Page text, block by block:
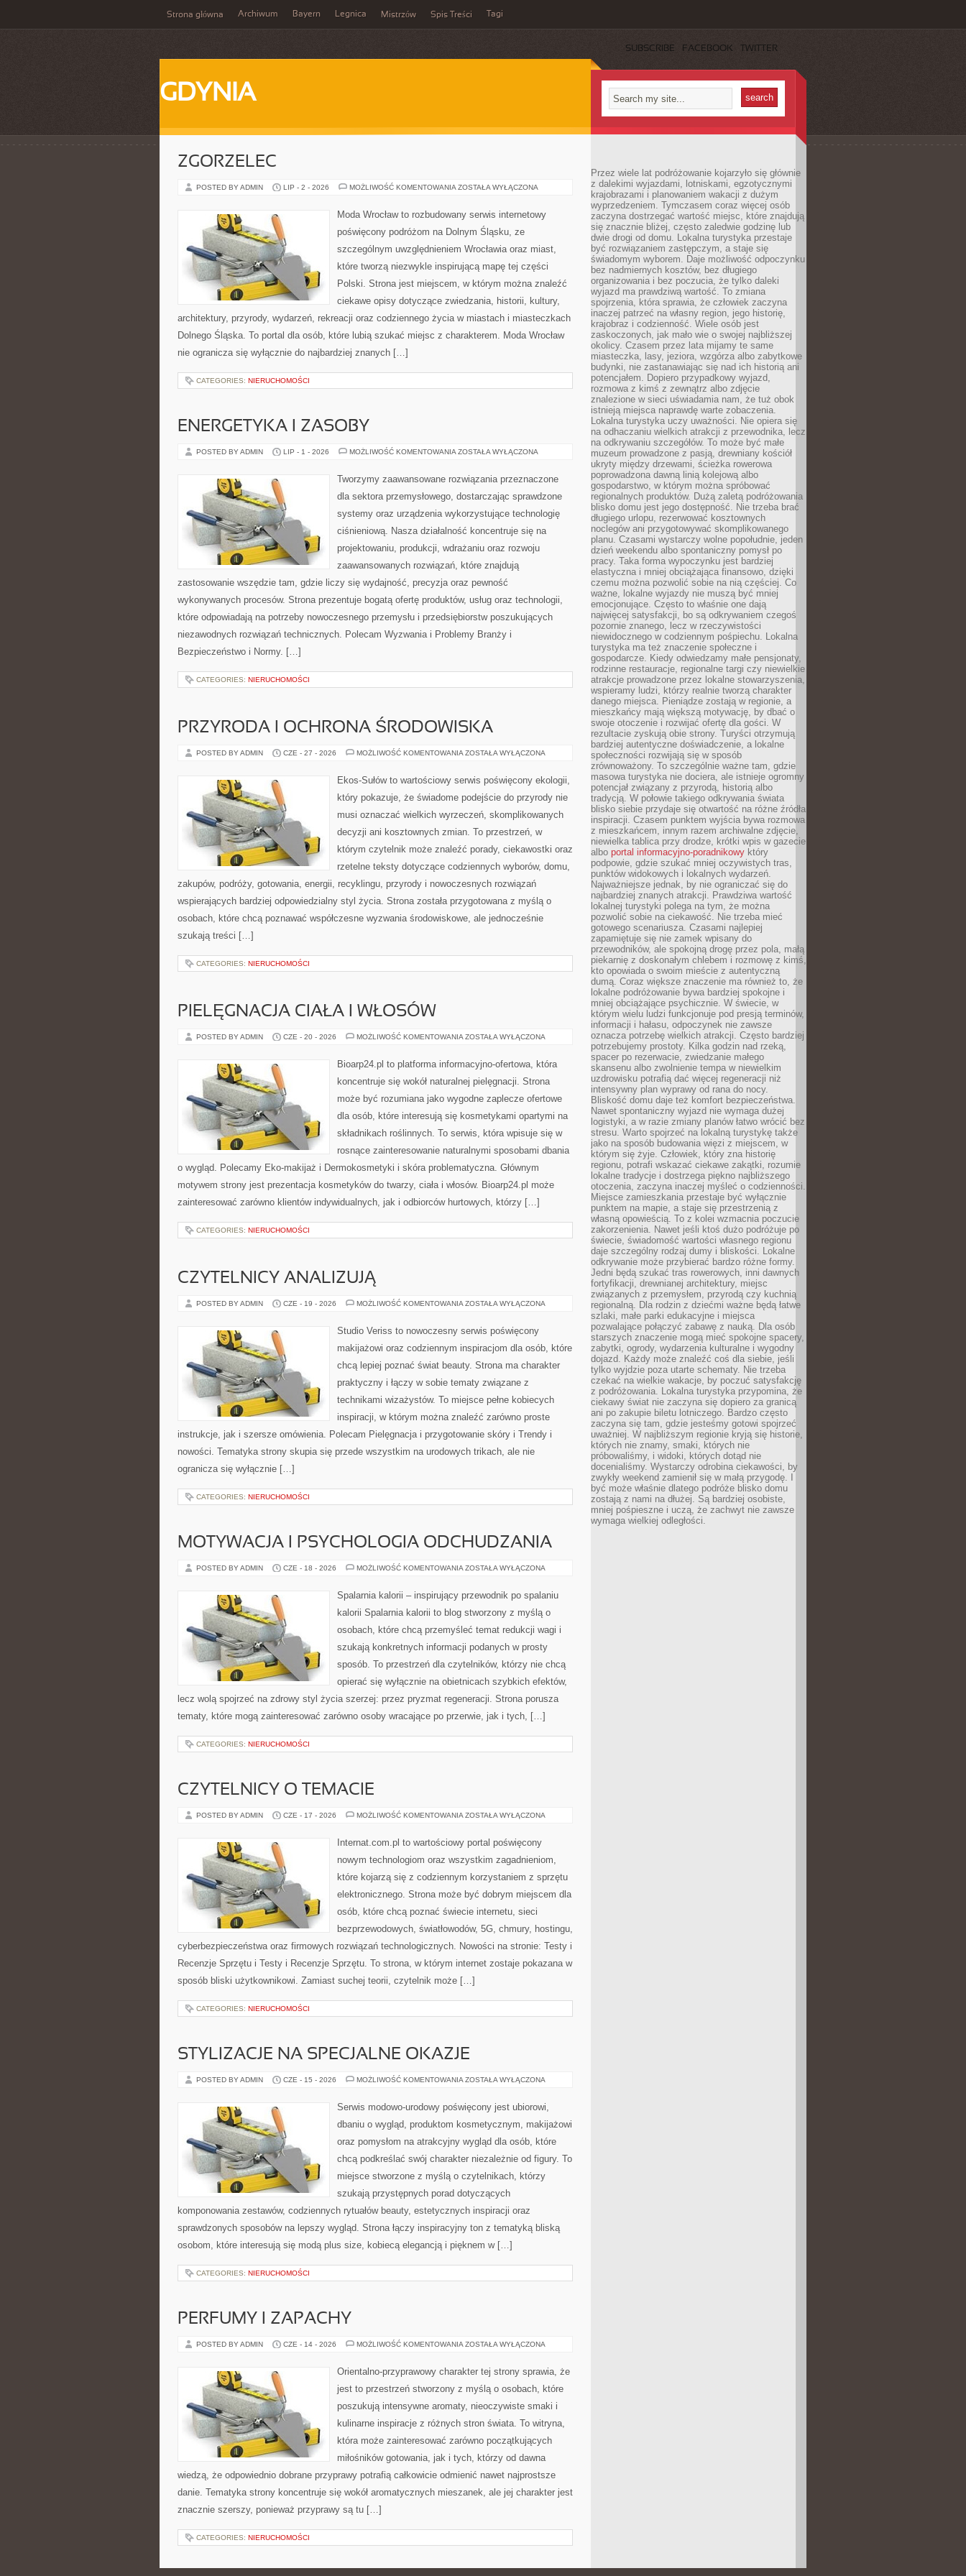
Strona główna Archiwum Bayern Legnica Mistrzów Spis Treści Tagi
SUBSCRIBE FACEBOOK TWITTER
GDYNIA
ZGORZELEC
POSTED BY ADMIN LIP - 2 - 2026 MOŻLIWOŚĆ KOMENTOWANIA ZGORZELEC
ZOSTAŁA WYŁĄCZONA
Moda Wrocław to rozbudowany serwis internetowy
poświęcony podróżom na Dolnym Śląsku, ze
szczególnym uwzględnieniem Wrocławia oraz miast,
które tworzą niezwykle inspirującą mapę tej części
Polski. Strona jest miejscem, w którym można znaleźć
ciekawe opisy dotyczące zwiedzania, historii, kultury,
architektury, przyrody, wydarzeń, rekreacji oraz codziennego życia w miastach i miasteczkach
Dolnego Śląska. To portal dla osób, które lubią szukać miejsc z charakterem. Moda Wrocław
nie ogranicza się wyłącznie do najbardziej znanych […]
CATEGORIES: NIERUCHOMOŚCI
ENERGETYKA I ZASOBY
POSTED BY ADMIN LIP - 1 - 2026 MOŻLIWOŚĆ KOMENTOWANIA ENERGETYKA
ZOSTAŁA WYŁĄCZONA
Tworzymy zaawansowane rozwiązania przeznaczone
dla sektora przemysłowego, dostarczając sprawdzone
systemy oraz urządzenia wykorzystujące technologię
ciśnieniową. Nasza działalność koncentruje się na
projektowaniu, produkcji, wdrażaniu oraz rozwoju
zaawansowanych rozwiązań, które znajdują
zastosowanie wszędzie tam, gdzie liczy się wydajność, precyzja oraz pewność
wykonywanych procesów. Strona prezentuje bogatą ofertę produktów, usług oraz technologii,
które odpowiadają na potrzeby nowoczesnego przemysłu i przedsiębiorstw poszukujących
niezawodnych rozwiązań technicznych. Polecam Wyzwania i Problemy Branży i
Bezpieczeństwo i Normy. […]
CATEGORIES: NIERUCHOMOŚCI
PRZYRODA I OCHRONA ŚRODOWISKA
POSTED BY ADMIN CZE - 27 - 2026 MOŻLIWOŚĆ KOMENTOWANIA PRZYRODA
ŚRODOWISKA
ZOSTAŁA WYŁĄCZONA
Ekos-Sułów to wartościowy serwis poświęcony ekologii,
który pokazuje, że świadome podejście do przyrody nie
musi oznaczać wielkich wyrzeczeń, skomplikowanych
decyzji ani kosztownych zmian. To przestrzeń, w
którym czytelnik może znaleźć porady, ciekawostki oraz
rzetelne teksty dotyczące codziennych wyborów, domu,
zakupów, podróży, gotowania, energii, recyklingu, przyrody i nowoczesnych rozwiązań
wspierających bardziej odpowiedzialny styl życia. Strona została przygotowana z myślą o
osobach, które chcą poznawać współczesne wyzwania środowiskowe, ale jednocześnie
szukają treści […]
CATEGORIES: NIERUCHOMOŚCI
PIELĘGNACJA CIAŁA I WŁOSÓW
POSTED BY ADMIN CZE - 20 - 2026 MOŻLIWOŚĆ KOMENTOWANIA PIELĘGNACJA
WŁOSÓW
ZOSTAŁA WYŁĄCZONA
Bioarp24.pl to platforma informacyjno-ofertowa, która
koncentruje się wokół naturalnej pielęgnacji. Strona
może być rozumiana jako wygodne zaplecze ofertowe
dla osób, które interesują się kosmetykami opartymi na
składnikach roślinnych. To serwis, która wpisuje się w
rosnące zainteresowanie naturalnymi sposobami dbania
o wygląd. Polecamy Eko-makijaż i Dermokosmetyki i skóra problematyczna. Głównym
motywem strony jest prezentacja kosmetyków do twarzy, ciała i włosów. Bioarp24.pl może
zainteresować zarówno klientów indywidualnych, jak i odbiorców hurtowych, którzy […]
CATEGORIES: NIERUCHOMOŚCI
CZYTELNICY ANALIZUJĄ
POSTED BY ADMIN CZE - 19 - 2026 MOŻLIWOŚĆ KOMENTOWANIA CZYTELNICY
ZOSTAŁA WYŁĄCZONA
Studio Veriss to nowoczesny serwis poświęcony
makijażowi oraz codziennym inspiracjom dla osób, które
chcą lepiej poznać świat beauty. Strona ma charakter
praktyczny i łączy w sobie tematy związane z
technikami wizażystów. To miejsce pełne kobiecych
inspiracji, w którym można znaleźć zarówno proste
instrukcje, jak i szersze omówienia. Polecam Pielęgnacja i przygotowanie skóry i Trendy i
nowości. Tematyka strony skupia się przede wszystkim na urodowych trikach, ale nie
ogranicza się wyłącznie […]
CATEGORIES: NIERUCHOMOŚCI
MOTYWACJA I PSYCHOLOGIA ODCHUDZANIA
POSTED BY ADMIN CZE - 18 - 2026 MOŻLIWOŚĆ KOMENTOWANIA MOTYWACJA
ODCHUDZANIA
ZOSTAŁA WYŁĄCZONA
Spalarnia kalorii – inspirujący przewodnik po spalaniu
kalorii Spalarnia kalorii to blog stworzony z myślą o
osobach, które chcą przemyśleć temat redukcji wagi i
szukają konkretnych informacji podanych w prosty
sposób. To przestrzeń dla czytelników, którzy nie chcą
opierać się wyłącznie na obietnicach szybkich efektów,
lecz wolą spojrzeć na zdrowy styl życia szerzej: przez pryzmat regeneracji. Strona porusza
tematy, które mogą zainteresować zarówno osoby wracające po przerwie, jak i tych, […]
CATEGORIES: NIERUCHOMOŚCI
CZYTELNICY O TEMACIE
POSTED BY ADMIN CZE - 17 - 2026 MOŻLIWOŚĆ KOMENTOWANIA CZYTELNICY
ZOSTAŁA WYŁĄCZONA
Internat.com.pl to wartościowy portal poświęcony
nowym technologiom oraz wszystkim zagadnieniom,
które kojarzą się z codziennym korzystaniem z sprzętu
elektronicznego. Strona może być dobrym miejscem dla
osób, które chcą poznać świecie internetu, sieci
bezprzewodowych, światłowodów, 5G, chmury, hostingu,
cyberbezpieczeństwa oraz firmowych rozwiązań technologicznych. Nowości na stronie: Testy i
Recenzje Sprzętu i Testy i Recenzje Sprzętu. To strona, w którym internet zostaje pokazana w
sposób bliski użytkownikowi. Zamiast suchej teorii, czytelnik może […]
CATEGORIES: NIERUCHOMOŚCI
STYLIZACJE NA SPECJALNE OKAZJE
POSTED BY ADMIN CZE - 15 - 2026 MOŻLIWOŚĆ KOMENTOWANIA STYLIZACJE
OKAZJE
ZOSTAŁA WYŁĄCZONA
Serwis modowo-urodowy poświęcony jest ubiorowi,
dbaniu o wygląd, produktom kosmetycznym, makijażowi
oraz pomysłom na atrakcyjny wygląd dla osób, które
chcą podkreślać swój charakter niezależnie od figury. To
miejsce stworzone z myślą o czytelnikach, którzy
szukają przystępnych porad dotyczących
komponowania zestawów, codziennych rytuałów beauty, estetycznych inspiracji oraz
sprawdzonych sposobów na lepszy wygląd. Strona łączy inspiracyjny ton z tematyką bliską
osobom, które interesują się modą plus size, kobiecą elegancją i pięknem w […]
CATEGORIES: NIERUCHOMOŚCI
PERFUMY I ZAPACHY
POSTED BY ADMIN CZE - 14 - 2026 MOŻLIWOŚĆ KOMENTOWANIA PERFUMY
ZOSTAŁA WYŁĄCZONA
Orientalno-przyprawowy charakter tej strony sprawia, że
jest to przestrzeń stworzony z myślą o osobach, które
poszukują intensywne aromaty, nieoczywiste smaki i
kulinarne inspiracje z różnych stron świata. To witryna,
która może zainteresować zarówno początkujących
miłośników gotowania, jak i tych, którzy od dawna
wiedzą, że odpowiednio dobrane przyprawy potrafią całkowicie odmienić nawet najprostsze
danie. Tematyka strony koncentruje się wokół aromatycznych mieszanek, ale jej charakter jest
znacznie szerszy, ponieważ przyprawy są tu […]
CATEGORIES: NIERUCHOMOŚCI
Przez wiele lat podróżowanie kojarzyło się głównie
z dalekimi wyjazdami, lotniskami, egzotycznymi
krajobrazami i planowaniem wakacji z dużym
wyprzedzeniem. Tymczasem coraz więcej osób
zaczyna dostrzegać wartość miejsc, które znajdują
się znacznie bliżej, często zaledwie godzinę lub
dwie drogi od domu. Lokalna turystyka przestaje
być rozwiązaniem zastępczym, a staje się
świadomym wyborem. Daje możliwość odpoczynku
bez nadmiernych kosztów, bez długiego
organizowania i bez poczucia, że tylko daleki
wyjazd ma prawdziwą wartość. To zmiana
spojrzenia, która sprawia, że człowiek zaczyna
inaczej patrzeć na własny region, jego historię,
krajobraz i codzienność. Wiele osób jest
zaskoczonych, jak mało wie o swojej najbliższej
okolicy. Czasem przez lata mijamy te same
miasteczka, lasy, jeziora, wzgórza albo zabytkowe
budynki, nie zastanawiając się nad ich historią ani
potencjałem. Dopiero przypadkowy wyjazd,
rozmowa z kimś z zewnątrz albo zdjęcie
znalezione w sieci uświadamia nam, że tuż obok
istnieją miejsca naprawdę warte zobaczenia.
Lokalna turystyka uczy uważności. Nie opiera się
na odhaczaniu wielkich atrakcji z przewodnika, lecz
na odkrywaniu szczegółów. To może być małe
muzeum prowadzone z pasją, drewniany kościół
ukryty między drzewami, ścieżka rowerowa
poprowadzona dawną linią kolejową albo
gospodarstwo, w którym można spróbować
regionalnych produktów. Dużą zaletą podróżowania
blisko domu jest jego dostępność. Nie trzeba brać
długiego urlopu, rezerwować kosztownych
noclegów ani przygotowywać skomplikowanego
planu. Czasami wystarczy wolne popołudnie, jeden
dzień weekendu albo spontaniczny pomysł po
pracy. Taka forma wypoczynku jest bardziej
elastyczna i mniej obciążająca finansowo, dzięki
czemu można pozwolić sobie na nią częściej. Co
ważne, lokalne wyjazdy nie muszą być mniej
emocjonujące. Często to właśnie one dają
najwięcej satysfakcji, bo są odkrywaniem czegoś
pozornie znanego, lecz w rzeczywistości
niewidocznego w codziennym pośpiechu. Lokalna
turystyka ma też znaczenie społeczne i
gospodarcze. Kiedy odwiedzamy małe pensjonaty,
rodzinne restauracje, regionalne targi czy niewielkie
atrakcje prowadzone przez lokalne stowarzyszenia,
wspieramy ludzi, którzy realnie tworzą charakter
danego miejsca. Pieniądze zostają w regionie, a
mieszkańcy mają większą motywację, by dbać o
swoje otoczenie i rozwijać ofertę dla gości. W
rezultacie zyskują obie strony. Turyści otrzymują
bardziej autentyczne doświadczenie, a lokalne
społeczności rozwijają się w sposób
zrównoważony. To szczególnie ważne tam, gdzie
masowa turystyka nie dociera, ale istnieje ogromny
potencjał związany z przyrodą, historią albo
tradycją. W połowie takiego odkrywania świata
blisko siebie przydaje się otwartość na różne źródła
inspiracji. Czasem punktem wyjścia bywa rozmowa
z mieszkańcem, innym razem archiwalne zdjęcie,
niewielka tablica przy drodze, krótki wpis w gazecie
albo portal informacyjno-poradnikowy który
podpowie, gdzie szukać mniej oczywistych tras,
punktów widokowych i lokalnych wydarzeń.
Najważniejsze jednak, by nie ograniczać się do
najbardziej znanych atrakcji. Prawdziwa wartość
lokalnej turystyki polega na tym, że można
pozwolić sobie na ciekawość. Nie trzeba mieć
gotowego scenariusza. Czasami najlepiej
zapamiętuje się nie zamek wpisany do
przewodników, ale spokojną drogę przez pola, małą
piekarnię z doskonałym chlebem i rozmowę z kimś,
kto opowiada o swoim mieście z autentyczną
dumą. Coraz większe znaczenie ma również to, że
lokalne podróżowanie bywa bardziej spokojne i
mniej obciążające psychicznie. W świecie, w
którym wielu ludzi funkcjonuje pod presją terminów,
informacji i hałasu, odpoczynek nie zawsze
oznacza potrzebę wielkich atrakcji. Często bardziej
potrzebujemy prostoty. Kilka godzin nad rzeką,
spacer po rezerwacie, zwiedzanie małego
skansenu albo zwolnienie tempa w niewielkim
uzdrowisku potrafią dać więcej regeneracji niż
intensywny plan wyprawy od rana do nocy.
Bliskość domu daje też komfort bezpieczeństwa.
Nawet spontaniczny wyjazd nie wymaga dużej
logistyki, a w razie zmiany planów łatwo wrócić bez
stresu. Warto spojrzeć na lokalną turystykę także
jako na sposób budowania więzi z miejscem, w
którym się żyje. Człowiek, który zna historię
regionu, potrafi wskazać ciekawe zakątki, rozumie
lokalne tradycje i dostrzega piękno najbliższego
otoczenia, zaczyna inaczej myśleć o codzienności.
Miejsce zamieszkania przestaje być wyłącznie
punktem na mapie, a staje się przestrzenią z
własną opowieścią. To z kolei wzmacnia poczucie
zakorzenienia. Nawet jeśli ktoś dużo podróżuje po
świecie, świadomość wartości własnego regionu
daje szczególny rodzaj dumy i bliskości. Lokalne
odkrywanie może przybierać bardzo różne formy.
Jedni będą szukać tras rowerowych, inni dawnych
fortyfikacji, drewnianej architektury, miejsc
związanych z przemysłem, przyrodą czy kuchnią
regionalną. Dla rodzin z dziećmi ważne będą łatwe
szlaki, małe parki edukacyjne i miejsca
pozwalające połączyć zabawę z nauką. Dla osób
starszych znaczenie mogą mieć spokojne spacery,
zabytki, ogrody, wydarzenia kulturalne i wygodny
dojazd. Każdy może znaleźć coś dla siebie, jeśli
tylko wyjdzie poza utarte schematy. Nie trzeba
czekać na wielkie wakacje, by poczuć satysfakcję
z podróżowania. Lokalna turystyka przypomina, że
ciekawy świat nie zaczyna się dopiero za granicą
ani po zakupie biletu lotniczego. Bardzo często
zaczyna się tam, gdzie jesteśmy gotowi spojrzeć
uważniej. W najbliższym regionie kryją się historie,
których nie znamy, smaki, których nie
próbowaliśmy, i widoki, których dotąd nie
docenialiśmy. Wystarczy odrobina ciekawości, by
zwykły weekend zamienił się w małą przygodę. I
być może właśnie dlatego podróże blisko domu
zostają z nami na dłużej. Są bardziej osobiste,
mniej pośpieszne i uczą, że zachwyt nie zawsze
wymaga wielkiej odległości.